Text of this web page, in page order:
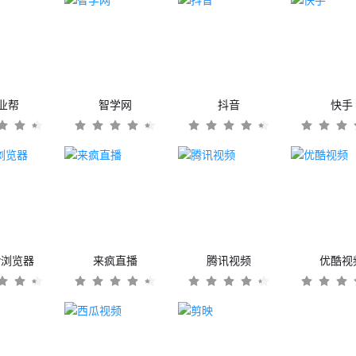
帮 智学网 抖音 快手
览器 来疯直播 腾讯视频 优酷视